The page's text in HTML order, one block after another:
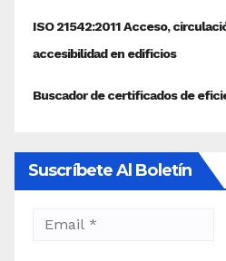
Suscríbete Al Boletín